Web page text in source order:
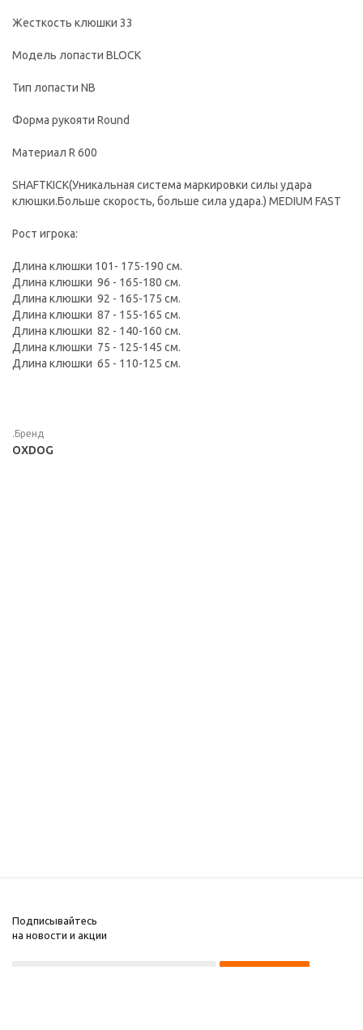
Жесткость клюшки 33
Модель лопасти BLOCK
Тип лопасти NB
Форма рукояти Round
Материал R 600
SHAFTKICK(Уникальная система маркировки силы удара
клюшки.Больше скорость, больше сила удара.) MEDIUM FAST
Рост игрока:
Длина клюшки 101- 175-190 см.
Длина клюшки 96 - 165-180 см.
Длина клюшки 92 - 165-175 см.
Длина клюшки 87 - 155-165 см.
Длина клюшки 82 - 140-160 см.
Длина клюшки 75 - 125-145 см.
Длина клюшки 65 - 110-125 см.
.Бренд
OXDOG
Подписывайтесь
на новости и акции